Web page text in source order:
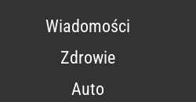
Wiadomości
Zdrowie
Auto